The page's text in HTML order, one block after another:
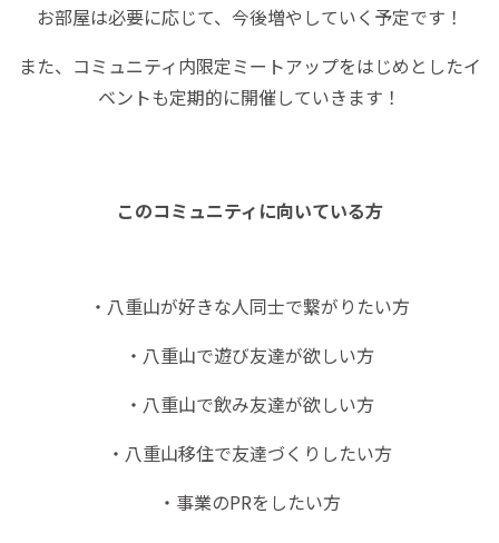
お部屋は必要に応じて、今後増やしていく予定です！
また、コミュニティ内限定ミートアップをはじめとしたイ
ベントも定期的に開催していきます！
このコミュニティに向いている方
・八重山が好きな人同士で繋がりたい方
・八重山で遊び友達が欲しい方
・八重山で飲み友達が欲しい方
・八重山移住で友達づくりしたい方
・事業のPRをしたい方